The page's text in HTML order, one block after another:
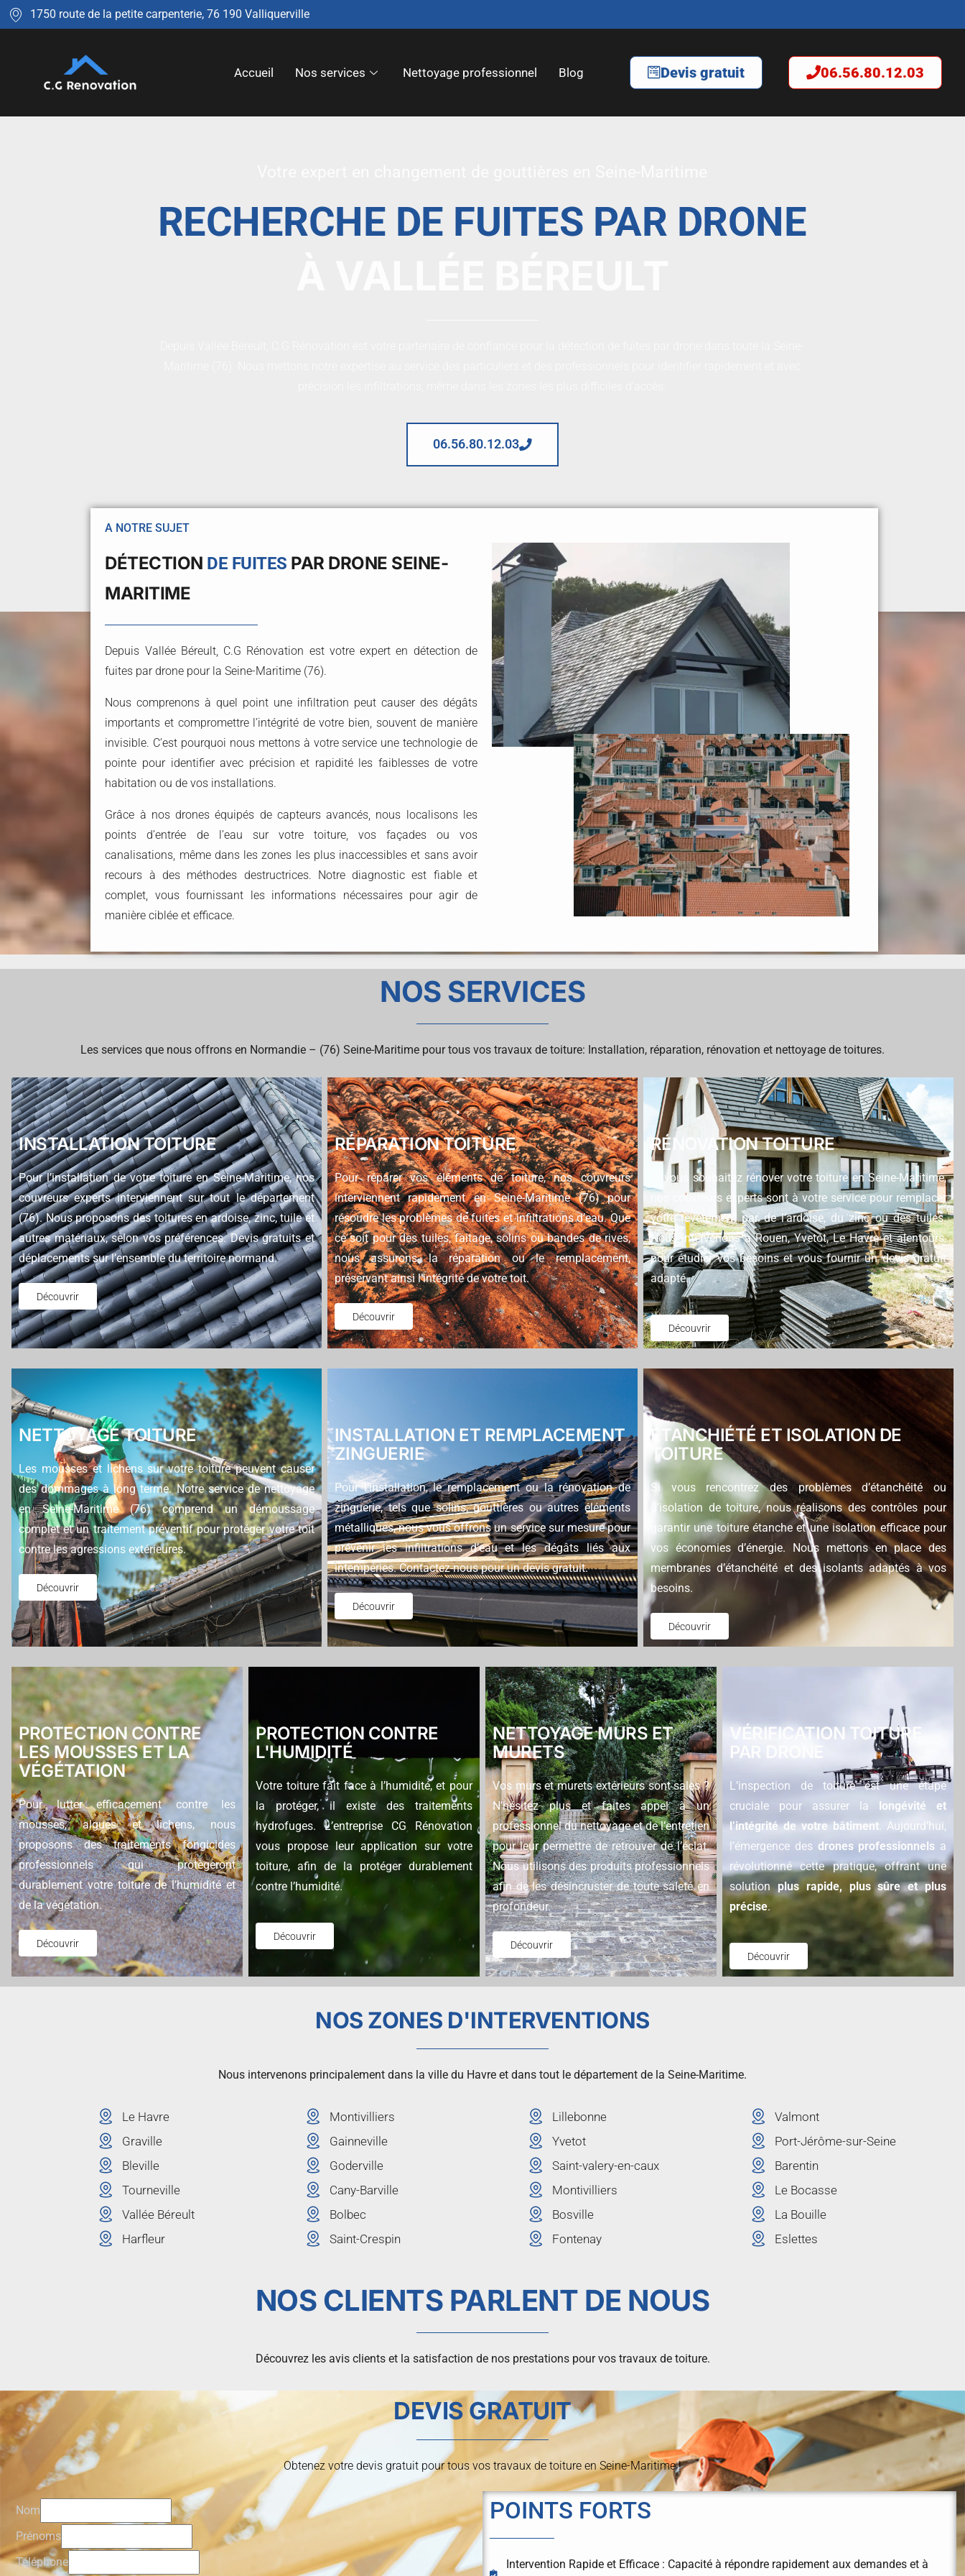
1750 route de la petite carpenterie, 76 190 Valliquerville
Accueil Nos services Nettoyage professionnel Blog Devis gratuit 06.56.80.12.03
RECHERCHE DE FUITES PAR DRONE
06.56.80.12.03
A NOTRE SUJET
DÉTECTION DE FUITES PAR DRONE SEINE-
MARITIME
Depuis Vallée Béreult, C.G Rénovation est votre expert en détection de
fuites par drone pour la Seine-Maritime (76).
Nous comprenons à quel point une infiltration peut causer des dégâts
importants et compromettre l’intégrité de votre bien, souvent de manière
invisible. C’est pourquoi nous mettons à votre service une technologie de
pointe pour identifier avec précision et rapidité les faiblesses de votre
habitation ou de vos installations.
Grâce à nos drones équipés de capteurs avancés, nous localisons les
points d’entrée de l’eau sur votre toiture, vos façades ou vos
canalisations, même dans les zones les plus inaccessibles et sans avoir
recours à des méthodes destructrices. Notre diagnostic est fiable et
complet, vous fournissant les informations nécessaires pour agir de
manière ciblée et efficace.
NOS SERVICES
Les services que nous offrons en Normandie – (76) Seine-Maritime pour tous vos travaux de toiture: Installation, réparation, rénovation et nettoyage de toitures.
INSTALLATION TOITURE
Pour l’installation de votre toiture en Seine-Maritime, nos
couvreurs experts interviennent sur tout le département
(76). Nous proposons des toitures en ardoise, zinc, tuile et
autres matériaux, selon vos préférences. Devis gratuits et
déplacements sur l’ensemble du territoire normand.
Découvrir
RÉPARATION TOITURE
Pour réparer vos éléments de toiture, nos couvreurs
interviennent rapidement en Seine-Maritime (76) pour
résoudre les problèmes de fuites et infiltrations d’eau. Que
ce soit pour des tuiles, faitage, solins ou bandes de rives,
nous assurons la réparation ou le remplacement,
préservant ainsi l’intégrité de votre toit.
Découvrir
RÉNOVATION TOITURE
Si vous souhaitez rénover votre toiture en Seine-Maritime,
nos couvreurs experts sont à votre service pour remplacer
votre revêtement par de l’ardoise, du zinc ou des tuiles.
Nous intervenons à Rouen, Yvetot, Le Havre et alentours,
pour étudier vos besoins et vous fournir un devis gratuit
adapté.
Découvrir
NETTOYAGE TOITURE
Les mousses et lichens sur votre toiture peuvent causer
des dommages à long terme. Notre service de nettoyage
en Seine-Maritime (76) comprend un démoussage
complet et un traitement préventif pour protéger votre toit
contre les agressions extérieures.
Découvrir
INSTALLATION ET REMPLACEMENT
ZINGUERIE
Pour l’installation, le remplacement ou la rénovation de
zinguerie, tels que solins, gouttières ou autres éléments
métalliques, nous vous offrons un service sur mesure pour
prévenir les infiltrations d’eau et les dégâts liés aux
intempéries. Contactez-nous pour un devis gratuit.
Découvrir
ETANCHIÉTÉ ET ISOLATION DE
TOITURE
Si vous rencontrez des problèmes d’étanchéité ou
d’isolation de toiture, nous réalisons des contrôles pour
garantir une toiture étanche et une isolation efficace pour
vos économies d’énergie. Nous mettons en place des
membranes d’étanchéité et des isolants adaptés à vos
besoins.
Découvrir
PROTECTION CONTRE
LES MOUSSES ET LA
VÉGÉTATION
Pour lutter efficacement contre les
mousses, algues et lichens, nous
proposons des traitements fongicides
professionnels qui protègeront
durablement votre toiture de l’humidité et
de la végétation.
Découvrir
PROTECTION CONTRE
L'HUMIDITÉ
Votre toiture fait face à l’humidité, et pour
la protéger, il existe des traitements
hydrofuges. L’entreprise CG Rénovation
vous propose leur application sur votre
toiture, afin de la protéger durablement
contre l’humidité.
Découvrir
NETTOYAGE MURS ET
MURETS
Vos murs et murets extérieurs sont sales ?
N’hésitez plus et faites appel à un
professionnel du nettoyage et de l’entretien
pour leur permettre de retrouver de l’éclat.
Nous utilisons des produits professionnels
afin de les désincruster de toute saleté en
profondeur.
Découvrir
VÉRIFICATION TOITURE
PAR DRONE
L’inspection de toiture est une étape
cruciale pour assurer la longévité et
l’intégrité de votre bâtiment. Aujourd’hui,
l’émergence des drones professionnels a
révolutionné cette pratique, offrant une
solutionplus rapide, plus sûre et plus
précise.
Découvrir
NOS ZONES D'INTERVENTIONS
Nous intervenons principalement dans la ville du Havre et dans tout le département de la Seine-Maritime.
Le Havre
Graville
Bleville
Tourneville
Vallée Béreult
Harfleur
Montivilliers
Gainneville
Goderville
Cany-Barville
Bolbec
Saint-Crespin
Lillebonne
Yvetot
Saint-valery-en-caux
Montivilliers
Bosville
Fontenay
Valmont
Port-Jérôme-sur-Seine
Barentin
Le Bocasse
La Bouille
Eslettes
NOS CLIENTS PARLENT DE NOUS
Découvrez les avis clients et la satisfaction de nos prestations pour vos travaux de toiture.
DEVIS GRATUIT
Obtenez votre devis gratuit pour tous vos travaux de toiture en Seine-Maritime !
Nom
Prénoms
Téléphone
POINTS FORTS
Intervention Rapide et Efficace : Capacité à répondre rapidement aux demandes et à